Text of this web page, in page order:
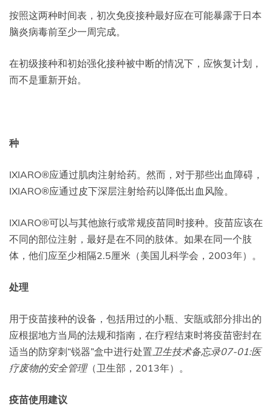
按照这两种时间表，初次免疫接种最好应在可能暴露于日本
脑炎病毒前至少一周完成。
在初级接种和初始强化接种被中断的情况下，应恢复计划，
而不是重新开始。
种
IXIARO®应通过肌肉注射给药。然而，对于那些出血障碍，
IXIARO®应通过皮下深层注射给药以降低出血风险。
IXIARO®可以与其他旅行或常规疫苗同时接种。疫苗应该在
不同的部位注射，最好是在不同的肢体。如果在同一个肢
体，他们应至少相隔2.5厘米（美国儿科学会，2003年）。
处理
用于疫苗接种的设备，包括用过的小瓶、安瓿或部分排出的
应根据地方当局的法规和指南，在疗程结束时将疫苗密封在
适当的防穿刺“锐器”盒中进行处置卫生技术备忘录07-01:医
疗废物的安全管理（卫生部，2013年）。
疫苗使用建议